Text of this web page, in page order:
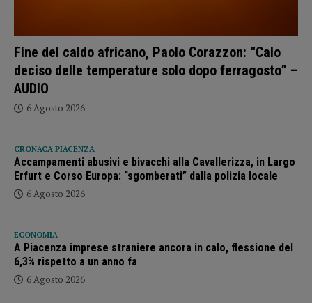
Fine del caldo africano, Paolo Corazzon: “Calo
deciso delle temperature solo dopo ferragosto” –
AUDIO
6 Agosto 2026
CRONACA PIACENZA
Accampamenti abusivi e bivacchi alla Cavallerizza, in Largo
Erfurt e Corso Europa: “sgomberati” dalla polizia locale
6 Agosto 2026
ECONOMIA
A Piacenza imprese straniere ancora in calo, flessione del
6,3% rispetto a un anno fa
6 Agosto 2026